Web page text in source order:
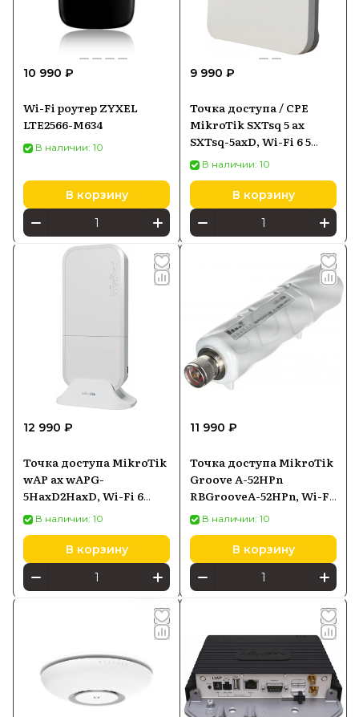
10 990 ₽
Wi-Fi роутер ZYXEL
LTE2566-M634
В наличии: 10
В корзину
9 990 ₽
Точка доступа / CPE
MikroTik SXTsq 5 ax
SXTsq-5axD, Wi-Fi 6 5
ГГц, PoE-in
В наличии: 10
В корзину
12 990 ₽
Точка доступа MikroTik
wAP ax wAPG-
5HaxD2HaxD, Wi-Fi 6
2,4/5 ГГц, PoE-in
В наличии: 10
В корзину
11 990 ₽
Точка доступа MikroTik
Groove A-52HPn
RBGrooveA-52HPn, Wi-Fi
2,4/5 ГГц 802.11a/b/g/n,
PoE-in
В наличии: 10
В корзину